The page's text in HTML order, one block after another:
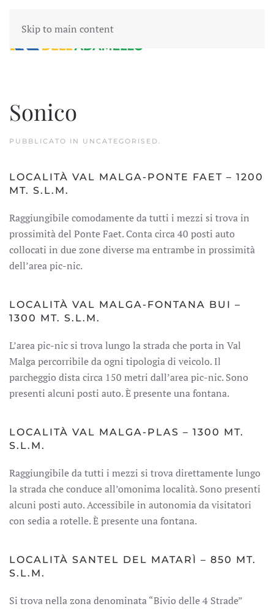
Skip to main content
Sonico
PUBBLICATO IN UNCATEGORISED.
LOCALITÀ VAL MALGA-PONTE FAET – 1200
MT. S.L.M.
Raggiungibile comodamente da tutti i mezzi si trova in
prossimità del Ponte Faet. Conta circa 40 posti auto
collocati in due zone diverse ma entrambe in prossimità
dell’area pic-nic.
LOCALITÀ VAL MALGA-FONTANA BUI –
1300 MT. S.L.M.
L’area pic-nic si trova lungo la strada che porta in Val
Malga percorribile da ogni tipologia di veicolo. Il
parcheggio dista circa 150 metri dall’area pic-nic. Sono
presenti alcuni posti auto. È presente una fontana.
LOCALITÀ VAL MALGA-PLAS – 1300 MT.
S.L.M.
Raggiungibile da tutti i mezzi si trova direttamente lungo
la strada che conduce all’omonima località. Sono presenti
alcuni posti auto. Accessibile in autonomia da visitatori
con sedia a rotelle. È presente una fontana.
LOCALITÀ SANTEL DEL MATARÌ – 850 MT.
S.L.M.
Si trova nella zona denominata “Bivio delle 4 Strade”